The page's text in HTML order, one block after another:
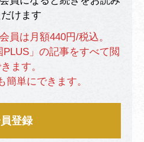
けます
員は月額440円/税込。
」の記事をすべて閲
ます。
簡単にできます。
登録